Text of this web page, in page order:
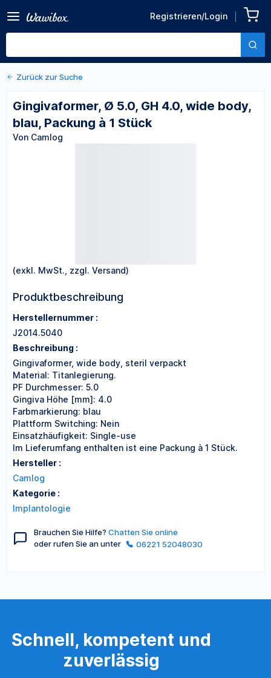
Registrieren/Login
4.0, wide body, blau,
Packung à 1 Stück
Von Camlog
Zurück zu den Produktdetails
Zurück zur Suche
Gingivaformer, Ø 5.0, GH 4.0, wide body,
blau, Packung à 1 Stück
Von Camlog
(exkl. MwSt., zzgl. Versand)
Produktbeschreibung
Herstellernummer :
J2014.5040
Beschreibung :
Gingivaformer, wide body, steril verpackt
Material: Titanlegierung.
PF Durchmesser: 5.0
Gingiva Höhe [mm]: 4.0
Farbmarkierung: blau
Plattform Switching: Nein
Einsatzhäufigkeit: Single-use
Im Lieferumfang enthalten ist eine Packung à 1 Stück.
Hersteller :
Camlog
Kategorie :
Implantologie
Brauchen Sie Hilfe? Chatten Sie online
oder rufen Sie an unter
06221 52048030
Schnell, kompetent und
zuverlässig